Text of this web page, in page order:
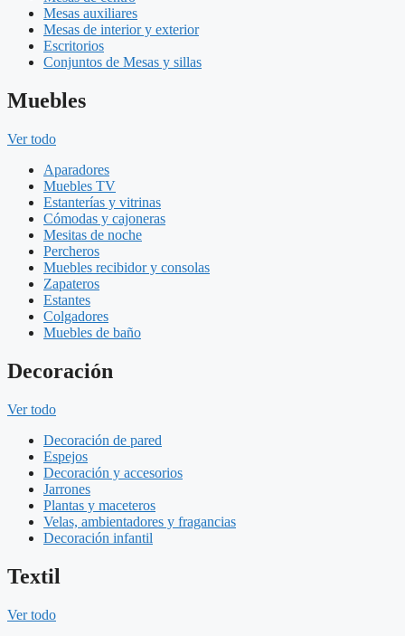
Mesas auxiliares
Mesas de interior y exterior
Escritorios
Conjuntos de Mesas y sillas
Muebles
Ver todo
Aparadores
Muebles TV
Estanterías y vitrinas
Cómodas y cajoneras
Mesitas de noche
Percheros
Muebles recibidor y consolas
Zapateros
Estantes
Colgadores
Muebles de baño
Decoración
Ver todo
Decoración de pared
Espejos
Decoración y accesorios
Jarrones
Plantas y maceteros
Velas, ambientadores y fragancias
Decoración infantil
Textil
Ver todo